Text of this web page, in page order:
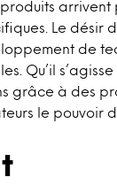
Le désir
de
Qu’il
grâce à des
le pouvoir